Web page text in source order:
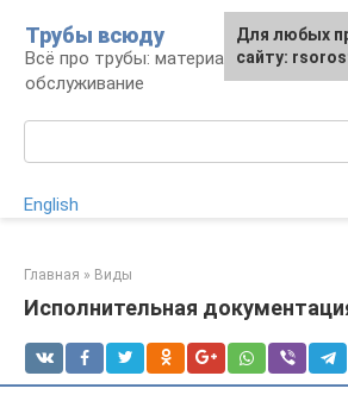
контенту
Трубы всюду
Всё про трубы: материалы, монтаж и
обслуживание
English
Главная » Виды
Исполнительная
Для любых
сайту: